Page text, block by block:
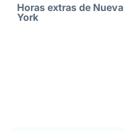
Horas extras de Nueva
York